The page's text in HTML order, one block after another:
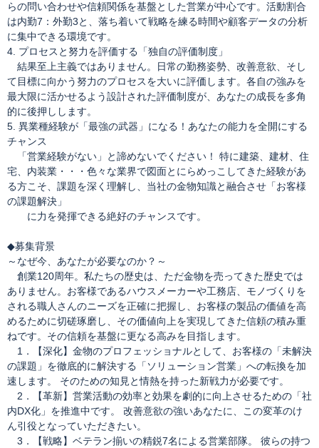
らの問い合わせや信頼関係を基盤とした営業が中心です。活動割合
は内勤7：外勤3と、落ち着いて戦略を練る時間や顧客データの分析
に集中できる環境です。
4. プロセスと努力を評価する「独自の評価制度」
結果至上主義ではありません。日常の勤務姿勢、改善意欲、そし
て目標に向かう努力のプロセスを大いに評価します。各自の強みを
最大限に活かせるよう設計された評価制度が、あなたの成長を多角
的に後押しします。
5. 異業種経験が「最強の武器」になる！あなたの能力を全開にする
チャンス
「営業経験がない」と諦めないでください！ 特に建築、建材、住
宅、内装業・・・色々な業界で図面とにらめっこしてきた経験があ
る方こそ、課題を深く理解し、当社の金物知識と融合させ「お客様
の課題解決」
に力を発揮できる絶好のチャンスです。
◆募集背景
～なぜ今、あなたが必要なのか？～
創業120周年。私たちの歴史は、ただ金物を売ってきた歴史では
ありません。お客様であるハウスメーカーや工務店、モノづくりを
される職人さんのニーズを正確に把握し、お客様の製品の価値を高
めるために切磋琢磨し、その価値向上を実現してきた信頼の積み重
ねです。その信頼を基盤に更なる高みを目指します。
1．【深化】金物のプロフェッショナルとして、お客様の「未解決
の課題」を徹底的に解決する「ソリューション営業」への転換を加
速します。 そのための知見と情熱を持った新戦力が必要です。
2．【革新】営業活動の効率と効果を劇的に向上させるための「社
内DX化」を推進中です。 改善意欲の強いあなたに、この変革のけ
ん引役となっていただきたい。
3．【戦略】ベテラン揃いの精鋭7名による営業部隊。 彼らの持つ